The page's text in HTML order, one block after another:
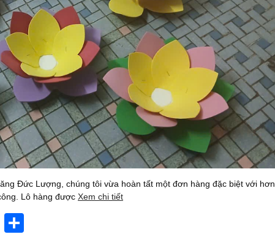
Đức Lượng, chúng tôi vừa hoàn tất một đơn hàng đặc biệt với hơn
Lô hàng được Xem chi tiết